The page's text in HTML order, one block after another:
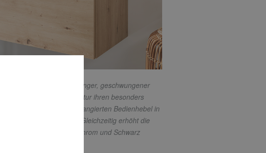
für den Waschtisch: Ihr langer, geschwungener
der individual Grace Armatur ihren besonders
der durch den seitlich arrangierten Bedienhebel in
Ausführung ergänzt wird. Gleichzeitig erhöht die
den Nutzerkomfort. In Chrom und Schwarz